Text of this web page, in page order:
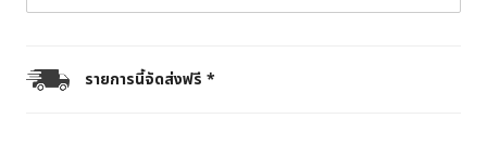
รายการนี้จัดส่งฟรี *